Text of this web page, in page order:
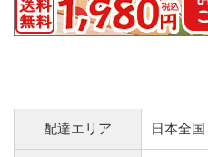
配達エリア 日本全国